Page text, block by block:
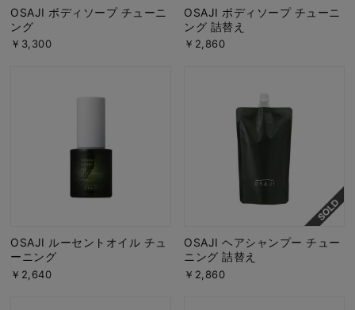
OSAJI ボディソープ チューニ
ング
￥3,300
OSAJI ボディソープ チューニ
ング 詰替え
￥2,860
OSAJI ルーセントオイル チュ
ーニング
￥2,640
OSAJI ヘアシャンプー チュー
ニング 詰替え
￥2,860